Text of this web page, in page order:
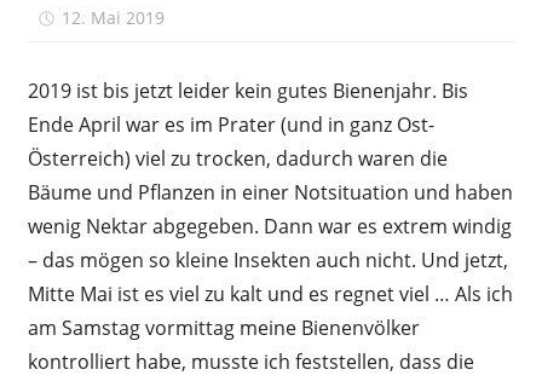
12. Mai 2019
2019 ist bis jetzt leider kein gutes Bienenjahr. Bis
Ende April war es im Prater (und in ganz Ost-
Österreich) viel zu trocken, dadurch waren die
Bäume und Pflanzen in einer Notsituation und haben
wenig Nektar abgegeben. Dann war es extrem windig
– das mögen so kleine Insekten auch nicht. Und jetzt,
Mitte Mai ist es viel zu kalt und es regnet viel … Als ich
am Samstag vormittag meine Bienenvölker
kontrolliert habe, musste ich feststellen, dass die